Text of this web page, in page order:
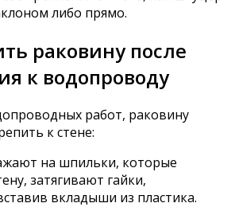
либо прямо.
раковину после
к водопроводу
работ, раковину
к стене:
на шпильки, которые
затягивают гайки,
вкладыши из пластика.